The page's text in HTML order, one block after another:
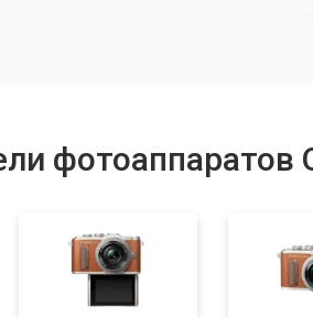
матрицы
фотоаппаратов